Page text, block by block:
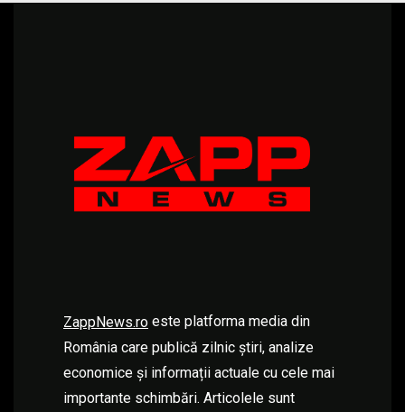
ZappNews.ro este platforma media din
România care publică zilnic știri, analize
economice și informații actuale cu cele mai
importante schimbări. Articolele sunt